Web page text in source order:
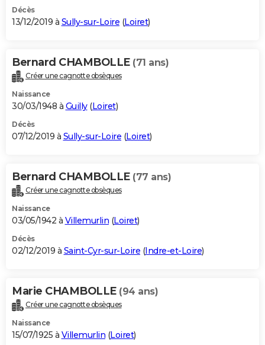
Décès
13/12/2019 à Sully-sur-Loire (Loiret)
Bernard CHAMBOLLE (71 ans)
Créer une cagnotte obsèques
Naissance
30/03/1948 à Guilly(Loiret)
Décès
07/12/2019 à Sully-sur-Loire (Loiret)
Bernard CHAMBOLLE (77 ans)
Créer une cagnotte obsèques
Naissance
03/05/1942 à Villemurlin (Loiret)
Décès
02/12/2019 à Saint-Cyr-sur-Loire (Indre-et-Loire)
Marie CHAMBOLLE (94 ans)
Créer une cagnotte obsèques
Naissance
15/07/1925 à Villemurlin (Loiret)